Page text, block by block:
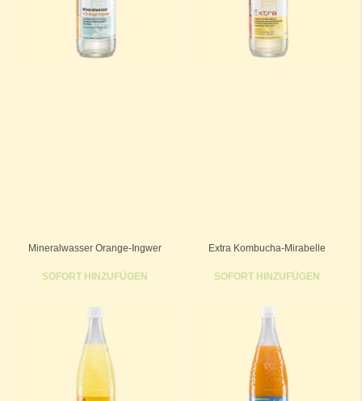
Mineralwasser Orange-Ingwer
SOFORT HINZUFÜGEN
Extra Kombucha-Mirabelle
SOFORT HINZUFÜGEN